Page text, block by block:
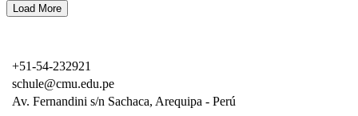
Load More
+51-54-232921
schule@cmu.edu.pe
Av. Fernandini s/n Sachaca, Arequipa - Perú